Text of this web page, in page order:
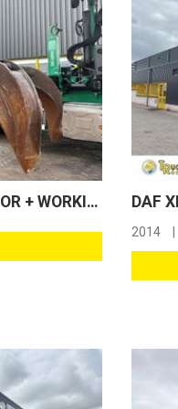
Diversen - POLYP - + ROTATOR + WORKING PERFECTLY
2014